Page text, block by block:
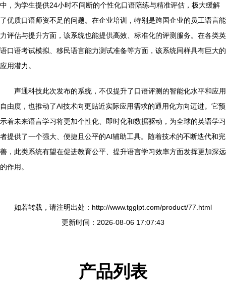
中，为学生提供24小时不间断的个性化口语陪练与精准评估，极大缓解
了优质口语师资不足的问题。在企业培训，特别是跨国企业的员工语言能
力评估与提升方面，该系统也能提供高效、标准化的评测服务。在各类英
语口语考试模拟、移民语言能力测试准备等方面，该系统同样具有巨大的
应用潜力。
声通科技此次发布的系统，不仅提升了口语评测的智能化水平和应用
自由度，也推动了AI技术向更贴近实际应用需求的通用化方向迈进。它预
示着未来语言学习将更加个性化、即时化和数据驱动，为全球的英语学习
者提供了一个强大、便捷且公平的AI辅助工具。随着技术的不断迭代和完
善，此类系统有望在促进教育公平、提升语言学习效率方面发挥更加深远
的作用。
如若转载，请注明出处：http://www.tgglpt.com/product/77.html
更新时间：2026-08-06 17:07:43
产品列表